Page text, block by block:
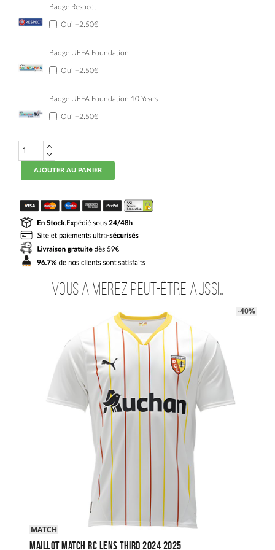
Badge Respect
Oui +2.50€
Badge UEFA Foundation
Oui +2.50€
Badge UEFA Foundation 10 Years
Oui +2.50€
de
Maillot
Enfant
Lens
Third
2024
2025
AJOUTER AU PANIER
Vous aimerez peut-être aussi…
-40%
MATCH
Maillot Match RC Lens Third 2024 2025